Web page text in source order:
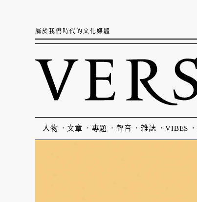
屬於我們時代的文化媒體
人物 文章 專題 聲音 雜誌 VIBES